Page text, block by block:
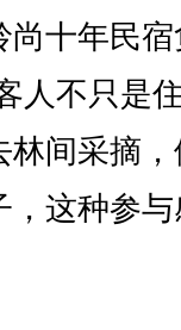
尚十年民
人不只是
林间采摘
，这种参